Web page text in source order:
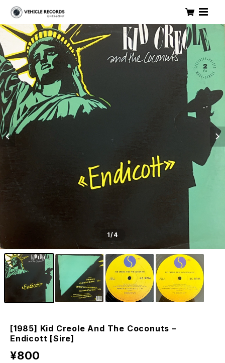
1/4
[1985] Kid Creole And The Coconuts –
Endicott [Sire]
¥800